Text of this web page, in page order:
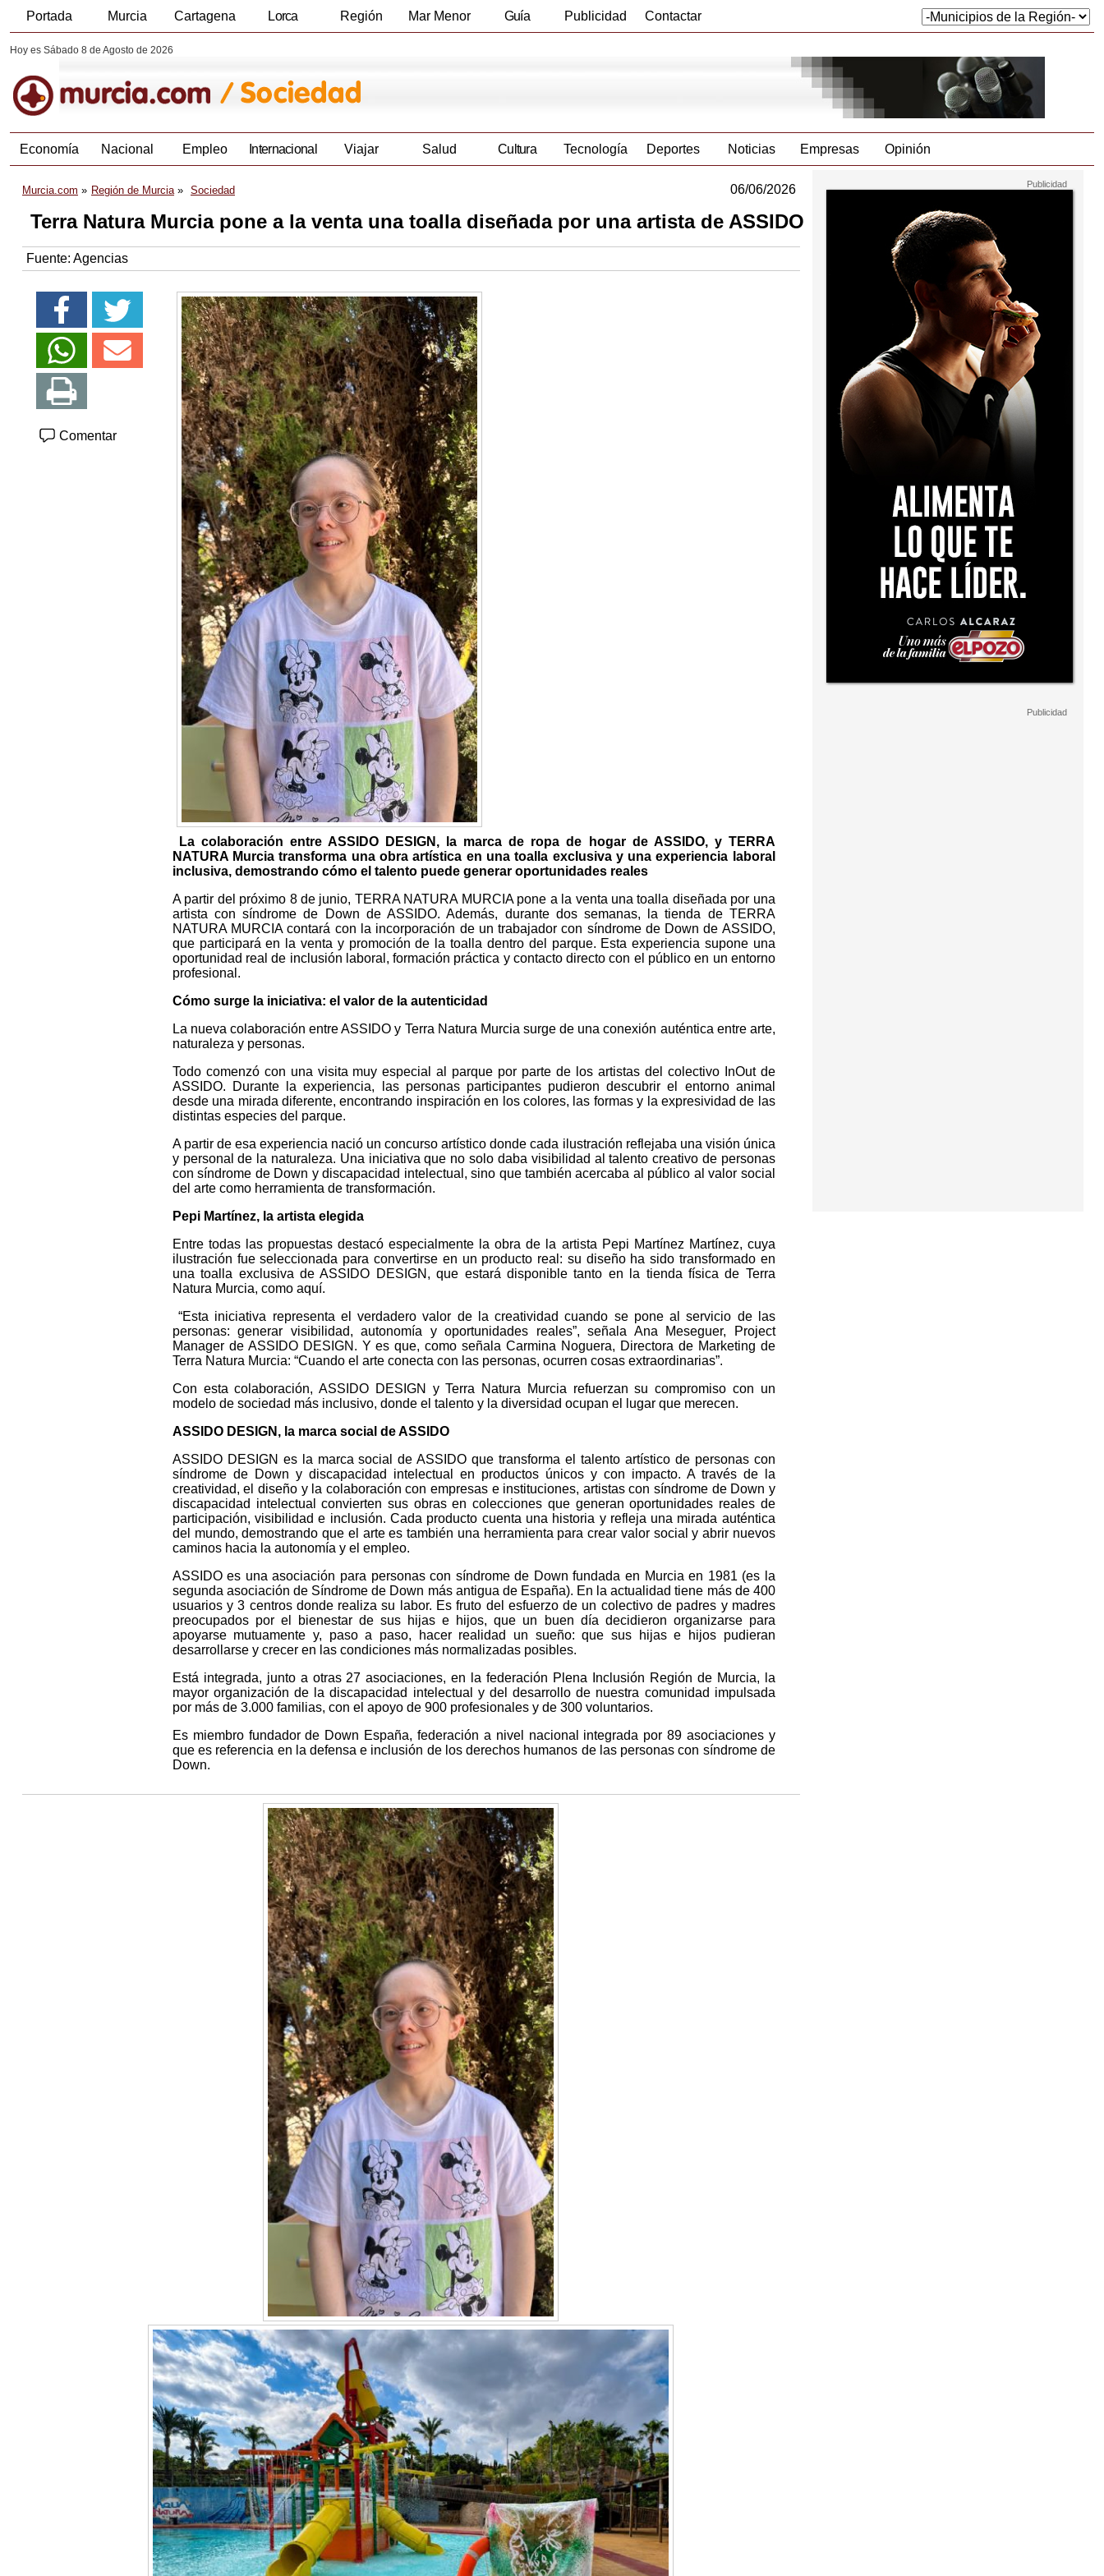
Portada Murcia Cartagena Lorca Región Mar Menor Guía Publicidad Contactar
Hoy es Sábado 8 de Agosto de 2026
Economía Nacional Empleo Internacional Viajar Salud Cultura Tecnología Deportes Noticias Empresas Opinión
Murcia.com Región de Murcia Sociedad 06/06/2026
Terra Natura Murcia pone a la venta una toalla diseñada por una artista de ASSIDO
Fuente: Agencias
Comentar
La colaboración entre ASSIDO DESIGN, la marca de ropa de hogar de ASSIDO, y TERRA
NATURA Murcia transforma una obra artística en una toalla exclusiva y una experiencia laboral
inclusiva, demostrando cómo el talento puede generar oportunidades reales
A partir del próximo 8 de junio, TERRA NATURA MURCIA pone a la venta una toalla diseñada por una
artista con síndrome de Down de ASSIDO. Además, durante dos semanas, la tienda de TERRA
NATURA MURCIA contará con la incorporación de un trabajador con síndrome de Down de ASSIDO,
que participará en la venta y promoción de la toalla dentro del parque. Esta experiencia supone una
oportunidad real de inclusión laboral, formación práctica y contacto directo con el público en un entorno
profesional.
Cómo surge la iniciativa: el valor de la autenticidad
La nueva colaboración entre ASSIDO y Terra Natura Murcia surge de una conexión auténtica entre arte,
naturaleza y personas.
Todo comenzó con una visita muy especial al parque por parte de los artistas del colectivo InOut de
ASSIDO. Durante la experiencia, las personas participantes pudieron descubrir el entorno animal
desde una mirada diferente, encontrando inspiración en los colores, las formas y la expresividad de las
distintas especies del parque.
A partir de esa experiencia nació un concurso artístico donde cada ilustración reflejaba una visión única
y personal de la naturaleza. Una iniciativa que no solo daba visibilidad al talento creativo de personas
con síndrome de Down y discapacidad intelectual, sino que también acercaba al público al valor social
del arte como herramienta de transformación.
Pepi Martínez, la artista elegida
Entre todas las propuestas destacó especialmente la obra de la artista Pepi Martínez Martínez, cuya
ilustración fue seleccionada para convertirse en un producto real: su diseño ha sido transformado en
una toalla exclusiva de ASSIDO DESIGN, que estará disponible tanto en la tienda física de Terra
Natura Murcia, como aquí.
“Esta iniciativa representa el verdadero valor de la creatividad cuando se pone al servicio de las
personas: generar visibilidad, autonomía y oportunidades reales”, señala Ana Meseguer, Project
Manager de ASSIDO DESIGN. Y es que, como señala Carmina Noguera, Directora de Marketing de
Terra Natura Murcia: “Cuando el arte conecta con las personas, ocurren cosas extraordinarias”.
Con esta colaboración, ASSIDO DESIGN y Terra Natura Murcia refuerzan su compromiso con un
modelo de sociedad más inclusivo, donde el talento y la diversidad ocupan el lugar que merecen.
ASSIDO DESIGN, la marca social de ASSIDO
ASSIDO DESIGN es la marca social de ASSIDO que transforma el talento artístico de personas con
síndrome de Down y discapacidad intelectual en productos únicos y con impacto. A través de la
creatividad, el diseño y la colaboración con empresas e instituciones, artistas con síndrome de Down y
discapacidad intelectual convierten sus obras en colecciones que generan oportunidades reales de
participación, visibilidad e inclusión. Cada producto cuenta una historia y refleja una mirada auténtica
del mundo, demostrando que el arte es también una herramienta para crear valor social y abrir nuevos
caminos hacia la autonomía y el empleo.
ASSIDO es una asociación para personas con síndrome de Down fundada en Murcia en 1981 (es la
segunda asociación de Síndrome de Down más antigua de España). En la actualidad tiene más de 400
usuarios y 3 centros donde realiza su labor. Es fruto del esfuerzo de un colectivo de padres y madres
preocupados por el bienestar de sus hijas e hijos, que un buen día decidieron organizarse para
apoyarse mutuamente y, paso a paso, hacer realidad un sueño: que sus hijas e hijos pudieran
desarrollarse y crecer en las condiciones más normalizadas posibles.
Está integrada, junto a otras 27 asociaciones, en la federación Plena Inclusión Región de Murcia, la
mayor organización de la discapacidad intelectual y del desarrollo de nuestra comunidad impulsada
por más de 3.000 familias, con el apoyo de 900 profesionales y de 300 voluntarios.
Es miembro fundador de Down España, federación a nivel nacional integrada por 89 asociaciones y
que es referencia en la defensa e inclusión de los derechos humanos de las personas con síndrome de
Down.